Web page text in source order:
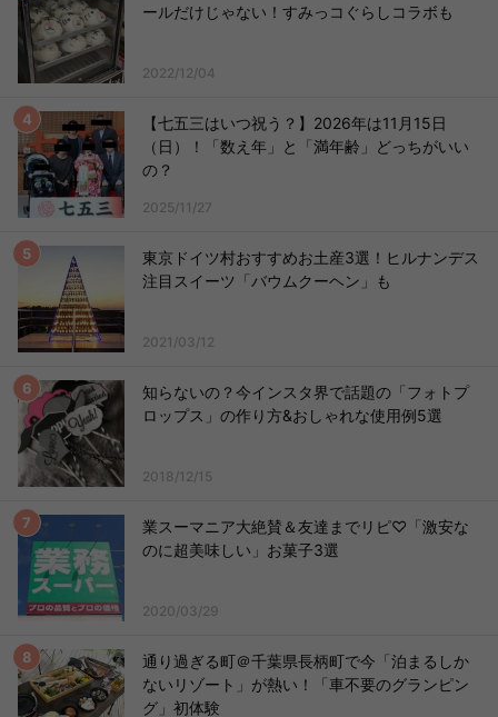
ールだけじゃない！すみっコぐらしコラボも
2022/12/04
【七五三はいつ祝う？】2026年は11月15日
（日）！「数え年」と「満年齢」どっちがいい
の？
2025/11/27
東京ドイツ村おすすめお土産3選！ヒルナンデス
注目スイーツ「バウムクーヘン」も
2021/03/12
知らないの？今インスタ界で話題の「フォトプ
ロップス」の作り方&おしゃれな使用例5選
2018/12/15
業スーマニア大絶賛＆友達までリピ♡「激安な
のに超美味しい」お菓子3選
2020/03/29
通り過ぎる町＠千葉県長柄町で今「泊まるしか
ないリゾート」が熱い！「車不要のグランピン
グ」初体験